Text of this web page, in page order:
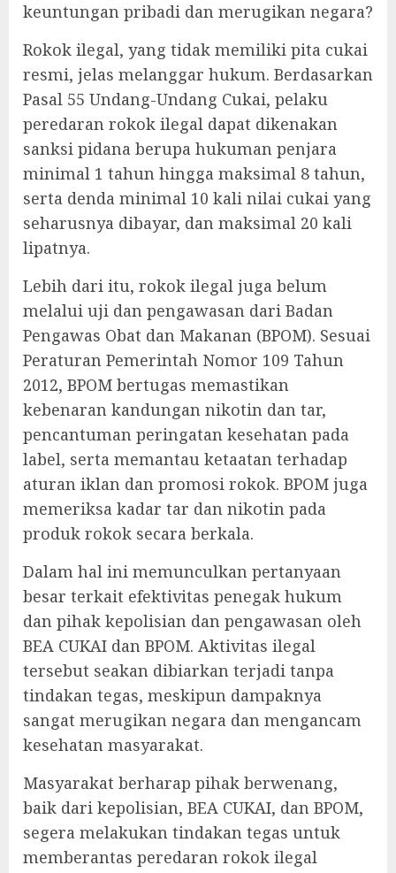
keuntungan pribadi dan merugikan negara?
Rokok ilegal, yang tidak memiliki pita cukai
resmi, jelas melanggar hukum. Berdasarkan
Pasal 55 Undang-Undang Cukai, pelaku
peredaran rokok ilegal dapat dikenakan
sanksi pidana berupa hukuman penjara
minimal 1 tahun hingga maksimal 8 tahun,
serta denda minimal 10 kali nilai cukai yang
seharusnya dibayar, dan maksimal 20 kali
lipatnya.
Lebih dari itu, rokok ilegal juga belum
melalui uji dan pengawasan dari Badan
Pengawas Obat dan Makanan (BPOM). Sesuai
Peraturan Pemerintah Nomor 109 Tahun
2012, BPOM bertugas memastikan
kebenaran kandungan nikotin dan tar,
pencantuman peringatan kesehatan pada
label, serta memantau ketaatan terhadap
aturan iklan dan promosi rokok. BPOM juga
memeriksa kadar tar dan nikotin pada
produk rokok secara berkala.
Dalam hal ini memunculkan pertanyaan
besar terkait efektivitas penegak hukum
dan pihak kepolisian dan pengawasan oleh
BEA CUKAI dan BPOM. Aktivitas ilegal
tersebut seakan dibiarkan terjadi tanpa
tindakan tegas, meskipun dampaknya
sangat merugikan negara dan mengancam
kesehatan masyarakat.
Masyarakat berharap pihak berwenang,
baik dari kepolisian, BEA CUKAI, dan BPOM,
segera melakukan tindakan tegas untuk
memberantas peredaran rokok ilegal